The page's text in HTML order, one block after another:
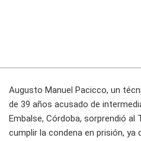
Augusto Manuel Pacicco, un
de 39 años acusado de
Embalse, Córdoba, sorprendió al
cumplir la condena en prisión, ya